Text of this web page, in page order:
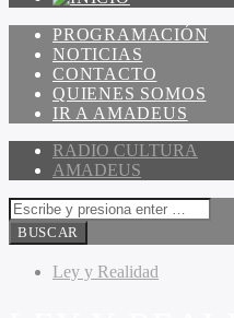
PROGRAMACIÓN
NOTICIAS
CONTACTO
QUIENES SOMOS
IR A AMADEUS
RADIO CULTURA
AMADEUS
Ley y Realidad